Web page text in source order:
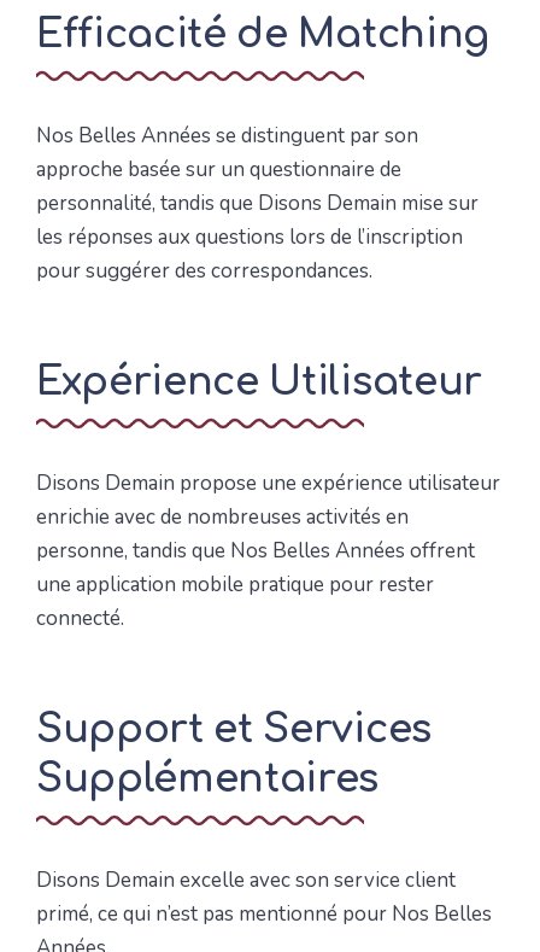
Efficacité de Matching
Nos Belles Années se distinguent par son
approche basée sur un questionnaire de
personnalité, tandis que Disons Demain mise sur
les réponses aux questions lors de l’inscription
pour suggérer des correspondances.
Expérience Utilisateur
Disons Demain propose une expérience utilisateur
enrichie avec de nombreuses activités en
personne, tandis que Nos Belles Années offrent
une application mobile pratique pour rester
connecté.
Support et Services
Supplémentaires
Disons Demain excelle avec son service client
primé, ce qui n’est pas mentionné pour Nos Belles